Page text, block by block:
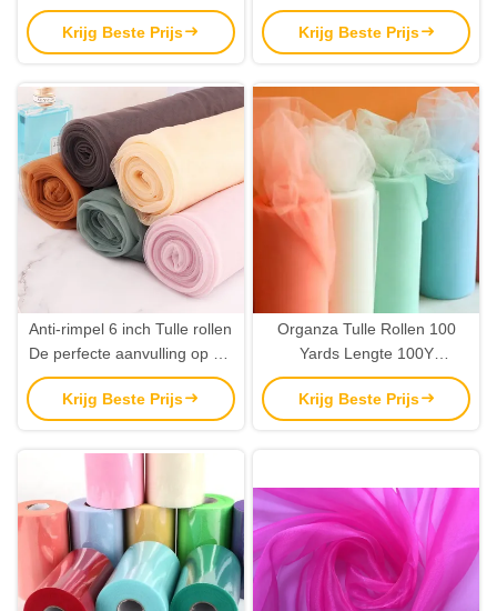
schitteren Tulle met Crystal
Sequin
Krijg Beste Prijs
Stempeltechnieken
Krijg Beste Prijs
Anti-rimpel 6 inch Tulle rollen
De perfecte aanvulling op uw
huis decoratie
Krijg Beste Prijs
Organza Tulle Rollen 100
Yards Lengte 100Y
Verzorgingsinstructies
Handwas of
droogschoonmaken
Krijg Beste Prijs